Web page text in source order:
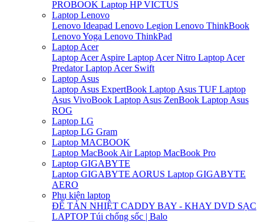
PROBOOK Laptop HP VICTUS
Laptop Lenovo
Lenovo Ideapad Lenovo Legion Lenovo ThinkBook
Lenovo Yoga Lenovo ThinkPad
Laptop Acer
Laptop Acer Aspire Laptop Acer Nitro Laptop Acer
PredatorLaptop Acer Swift
Laptop Asus
Laptop Asus ExpertBook Laptop Asus TUF Laptop
Asus VivoBook Laptop Asus ZenBook Laptop Asus
ROG
Laptop LG
Laptop LG Gram
Laptop MACBOOK
Laptop MacBook AirLaptop MacBook Pro
Laptop GIGABYTE
Laptop GIGABYTE AORUS Laptop GIGABYTE
AERO
Phụ kiện laptop
ĐẾ TẢN NHIỆT CADDY BAY - KHAY DVD SẠC
LAPTOPTúi chống sốc | Balo